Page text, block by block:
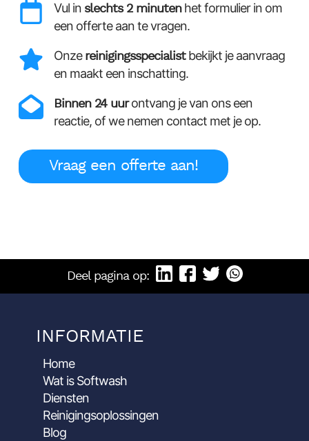
Vul in slechts 2 minutenhet formulier in om
een offerte aan te vragen.
Onzereinigingsspecialistbekijkt je aanvraag
en maakt een inschatting.
Binnen 24 uurontvang je van ons een
reactie, of we nemen contact met je op.
Vraag een offerte aan!
Deel pagina op:
INFORMATIE
Home
Wat is Softwash
Diensten
Reinigingsoplossingen
Blog